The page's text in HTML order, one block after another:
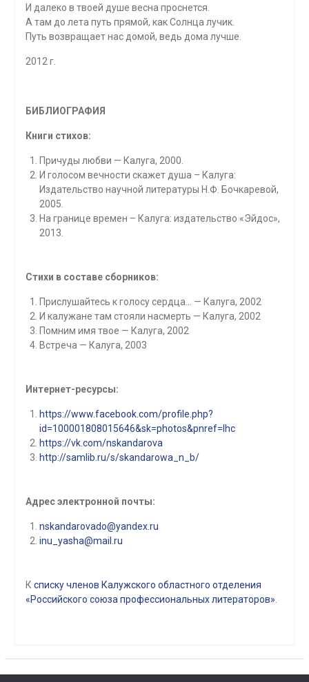
И далеко в твоей душе весна проснется.
А там до лета путь прямой, как Солнца лучик.
Путь возвращает нас домой, ведь дома лучше.
2012 г.
БИБЛИОГРАФИЯ
Книги стихов:
Причуды любви — Калуга, 2000.
И голосом вечности скажет душа – Калуга:
Издательство научной литературы Н.Ф. Бочкаревой,
2005.
На границе времен – Калуга: издательство «Эйдос»,
2013.
Стихи в составе сборников:
Прислушайтесь к голосу сердца… — Калуга, 2002
И калужане там стояли насмерть — Калуга, 2002
Помним имя твое — Калуга, 2002
Встреча — Калуга, 2003
Интернет-ресурсы:
https://www.facebook.com/profile.php?
id=100001808015646&sk=photos&pnref=lhc
https://vk.com/nskandarova
http://samlib.ru/s/skandarowa_n_b/
Адрес электронной почты:
nskandarovado@yandex.ru
inu_yasha@mail.ru
К списку членов Калужского областного отделения
«Российского союза профессиональных литераторов».